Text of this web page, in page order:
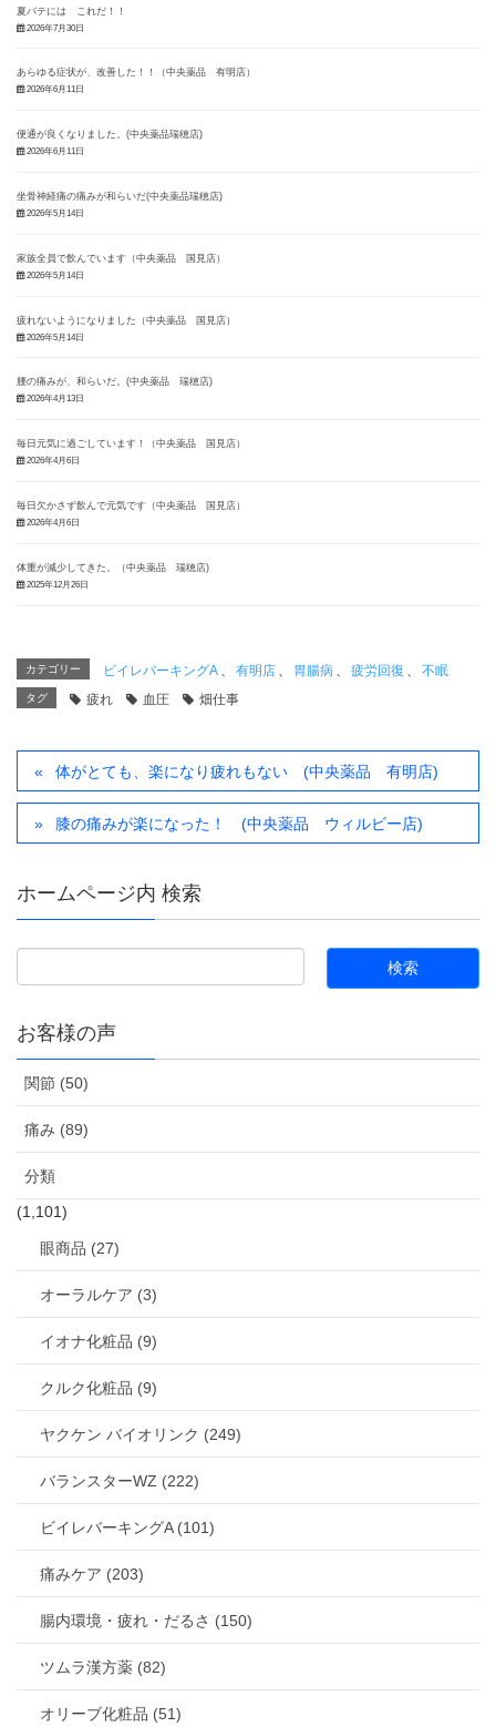
夏バテには これだ！！
2026年7月30日
あらゆる症状が、改善した！！（中央薬品 有明店）
2026年6月11日
便通が良くなりました。(中央薬品瑞穂店)
2026年6月11日
坐骨神経痛の痛みが和らいだ(中央薬品瑞穂店)
2026年5月14日
家族全員で飲んでいます（中央薬品 国見店）
2026年5月14日
疲れないようになりました（中央薬品 国見店）
2026年5月14日
腰の痛みが、和らいだ。(中央薬品 瑞穂店)
2026年4月13日
毎日元気に過ごしています！（中央薬品 国見店）
2026年4月6日
毎日欠かさず飲んで元気です（中央薬品 国見店）
2026年4月6日
体重が減少してきた。（中央薬品 瑞穂店)
2025年12月26日
カテゴリー ビイレバーキングA 有明店 胃腸病 疲労回復 不眠
タグ 疲れ 血圧 畑仕事
体がとても、楽になり疲れもない (中央薬品 有明店)
膝の痛みが楽になった！ (中央薬品 ウィルビー店)
ホームページ内 検索
お客様の声
関節 (50)
痛み (89)
分類
(1,101)
眼商品 (27)
オーラルケア (3)
イオナ化粧品 (9)
クルク化粧品 (9)
ヤクケン バイオリンク (249)
バランスターWZ (222)
ビイレバーキングA (101)
痛みケア (203)
腸内環境・疲れ・だるさ (150)
ツムラ漢方薬 (82)
オリーブ化粧品 (51)